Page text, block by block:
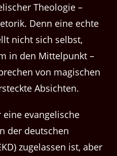
Theologie –
Denn eine echte
nicht sich selbst,
in den Mittelpunkt –
von magischen
Absichten.
evangelische
der deutschen
zugelassen ist, aber